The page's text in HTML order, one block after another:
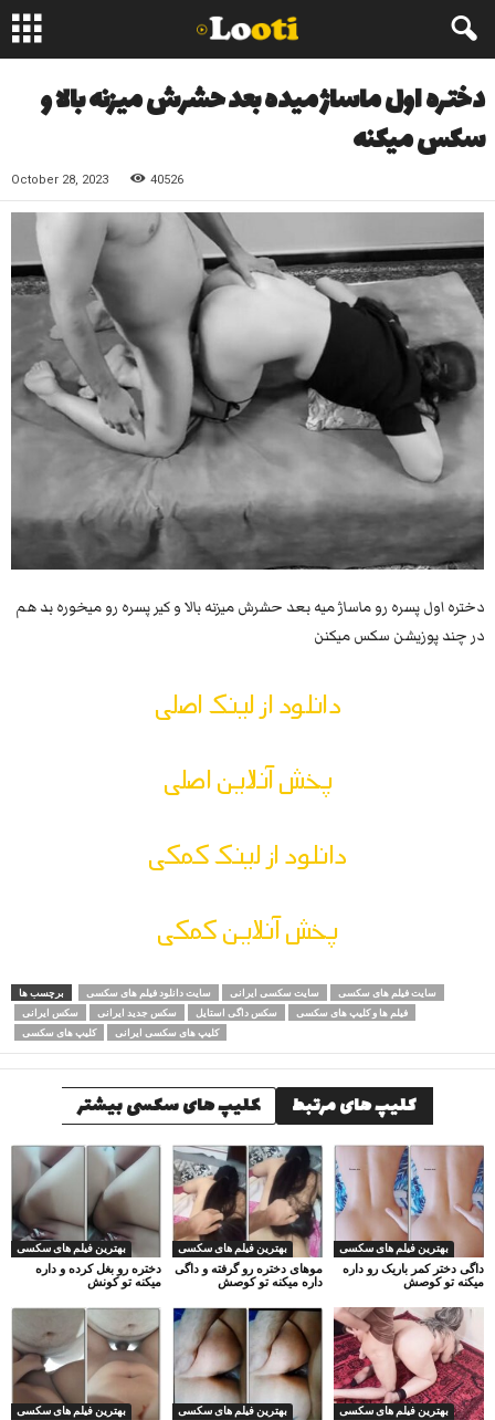
دختره اول ماساژ میده بعد حشرش میزنه بالا و
سکس میکنه
October 28, 2023 40526
دختره اول پسره رو ماساژ میه بعد حشرش میزنه بالا و کیر پسره رو میخوره بد هم
در چند پوزیشن سکس میکنن
دانلود از لینک اصلی
پخش آنلاین اصلی
دانلود از لینک کمکی
پخش آنلاین کمکی
برچسب ها سایت دانلود فیلم های سکسی سایت سکسی ایرانی
سایت فیلم های سکسی
سکس ایرانی
سکس جدید ایرانی سکس داگی استایل
فیلم ها و کلیپ های سکسی
کلیپ های سکسی
کلیپ های سکسی ایرانی
کلیپ های مرتبط کلیپ های سکسی بیشتر
بهترین فیلم های سکسی
دختره رو بغل کرده و داره
میکنه تو کونش
بهترین فیلم های سکسی
موهای دختره رو گرفته و داگی
داره میکنه تو کوصش
بهترین فیلم های سکسی
داگی دختر کمر باریک رو داره
میکنه تو کوصش
بهترین فیلم های سکسی بهترین فیلم های سکسی بهترین فیلم های سکسی